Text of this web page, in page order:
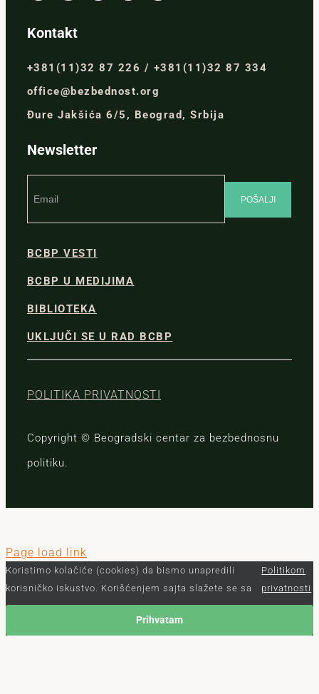
Kontakt
+381(11)32 87 226 / +381(11)32 87 334
office@bezbednost.org
Đure Jakšića 6/5, Beograd, Srbija
Newsletter
BCBP VESTI
BCBP U MEDIJIMA
BIBLIOTEKA
UKLJUČI SE U RAD BCBP
POLITIKA PRIVATNOSTI
Copyright © Beogradski centar za bezbednosnu
politiku.
Page load link
Koristimo kolačiće (cookies) da bismo unapredili
korisničko iskustvo. Korišćenjem sajta slažete se sa
Politikom
privatnosti
Prihvatam